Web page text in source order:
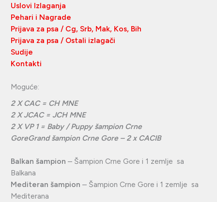
Uslovi Izlaganja
Pehari i Nagrade
Prijava za psa / Cg, Srb, Mak, Kos, Bih
Prijava za psa / Ostali izlagači
Sudije
Kontakti
Moguće:
2 X CAC = CH MNE
2 X JCAC = JCH MNE
2 X VP 1 = Baby / Puppy šampion Crne
GoreGrand šampion Crne Gore – 2 x CACIB
Balkan šampion – Šampion Crne Gore i 1 zemlje sa
Balkana
Mediteran šampion – Šampion Crne Gore i 1 zemlje sa
Mediterana